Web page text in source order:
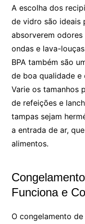
A escolha dos
de vidro são ideais
absorverem
ondas e lava-
BPA também são
de boa qualidade e
Varie os tamanhos
de refeições e
tampas sejam
a entrada de ar,
alimentos.
Funciona e
O congelamento